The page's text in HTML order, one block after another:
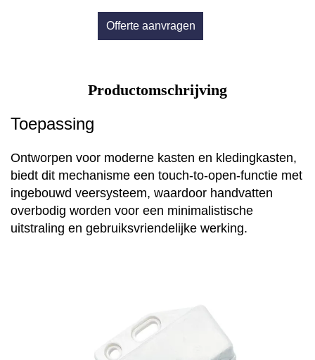
Offerte aanvragen
Productomschrijving
Toepassing
Ontworpen voor moderne kasten en kledingkasten,
biedt dit mechanisme een touch-to-open-functie met
ingebouwd veersysteem, waardoor handvatten
overbodig worden voor een minimalistische
uitstraling en gebruiksvriendelijke werking.